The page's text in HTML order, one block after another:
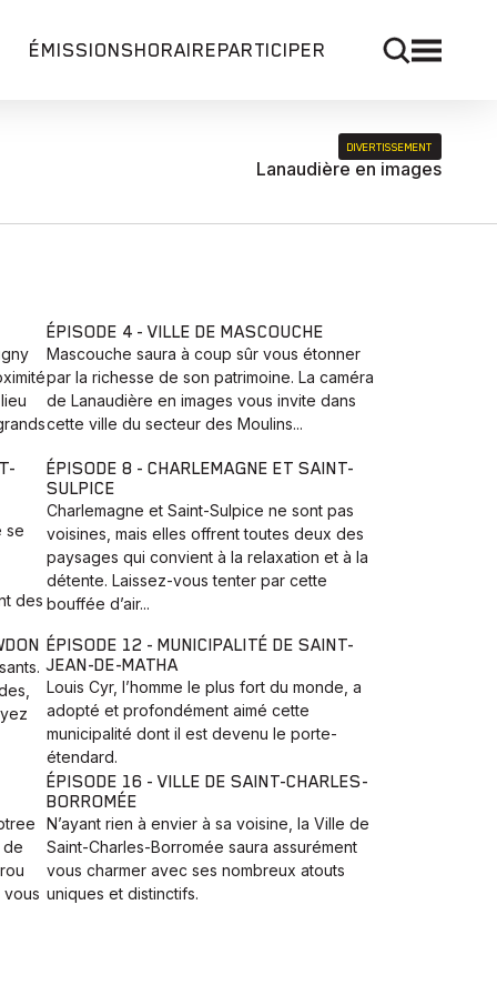
ÉMISSIONSHORAIREPARTICIPER
DIVERTISSEMENT
Lanaudière en images
ÉPISODE 4 - VILLE DE MASCOUCHE
Mascouche saura à coup sûr vous étonner
par la richesse de son patrimoine. La caméra
de Lanaudière en images vous invite dans
cette ville du secteur des Moulins...
se
des
ÉPISODE 8 - CHARLEMAGNE ET SAINT-
SULPICE
Charlemagne et Saint-Sulpice ne sont pas
voisines, mais elles offrent toutes deux des
paysages qui convient à la relaxation et à la
détente. Laissez-vous tenter par cette
bouffée d’air...
ÉPISODE 12 - MUNICIPALITÉ DE SAINT-
JEAN-DE-MATHA
Louis Cyr, l’homme le plus fort du monde, a
adopté et profondément aimé cette
municipalité dont il est devenu le porte-
étendard.
de
vous
ÉPISODE 16 - VILLE DE SAINT-CHARLES-
BORROMÉE
N’ayant rien à envier à sa voisine, la Ville de
Saint-Charles-Borromée saura assurément
vous charmer avec ses nombreux atouts
uniques et distinctifs.